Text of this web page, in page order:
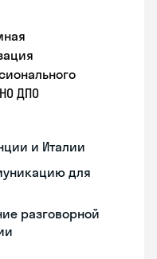
ДПО
и Италии
для
разговорной